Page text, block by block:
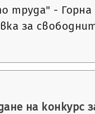
труда" -
за
на конкурс